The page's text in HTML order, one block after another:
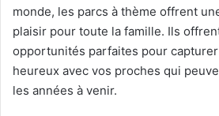
monde, les parcs à thème offrent
plaisir pour toute la famille. Ils
opportunités parfaites pour
heureux avec vos proches qui
les années à venir.